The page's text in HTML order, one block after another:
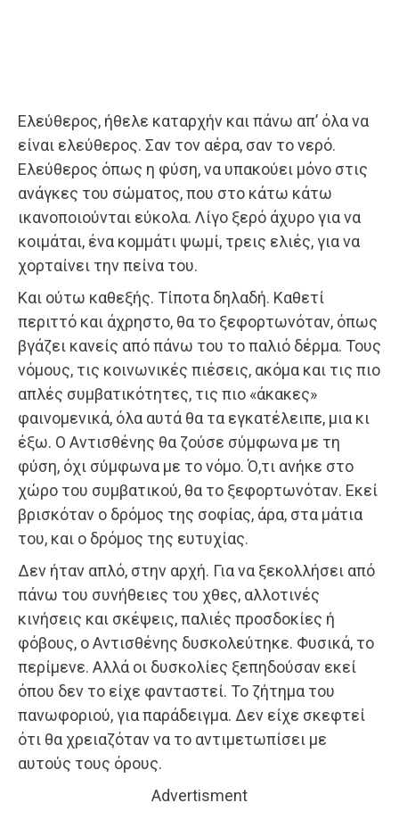
Ελεύθερος, ήθελε καταρχήν και πάνω απ’ όλα να
είναι ελεύθερος. Σαν τον αέρα, σαν το νερό.
Ελεύθερος όπως η φύση, να υπακούει μόνο στις
ανάγκες του σώματος, που στο κάτω κάτω
ικανοποιούνται εύκολα. Λίγο ξερό άχυρο για να
κοιμάται, ένα κομμάτι ψωμί, τρεις ελιές, για να
χορταίνει την πείνα του.
Και ούτω καθεξής. Τίποτα δηλαδή. Καθετί
περιττό και άχρηστο, θα το ξεφορτωνόταν, όπως
βγάζει κανείς από πάνω του το παλιό δέρμα. Τους
νόμους, τις κοινωνικές πιέσεις, ακόμα και τις πιο
απλές συμβατικότητες, τις πιο «άκακες»
φαινομενικά, όλα αυτά θα τα εγκατέλειπε, μια κι
έξω. Ο Αντισθένης θα ζούσε σύμφωνα με τη
φύση, όχι σύμφωνα με το νόμο. Ό,τι ανήκε στο
χώρο του συμβατικού, θα το ξεφορτωνόταν. Εκεί
βρισκόταν ο δρόμος της σοφίας, άρα, στα μάτια
του, και ο δρόμος της ευτυχίας.
Δεν ήταν απλό, στην αρχή. Για να ξεκολλήσει από
πάνω του συνήθειες του χθες, αλλοτινές
κινήσεις και σκέψεις, παλιές προσδοκίες ή
φόβους, ο Αντισθένης δυσκολεύτηκε. Φυσικά, το
περίμενε. Αλλά οι δυσκολίες ξεπηδούσαν εκεί
όπου δεν το είχε φανταστεί. Το ζήτημα του
πανωφοριού, για παράδειγμα. Δεν είχε σκεφτεί
ότι θα χρειαζόταν να το αντιμετωπίσει με
αυτούς τους όρους.
Advertisment